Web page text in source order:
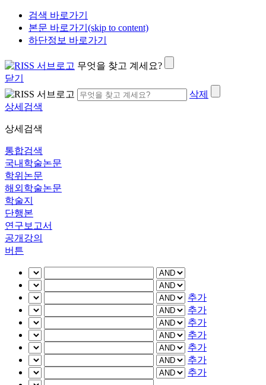
검색 바로가기
본문 바로가기(skip to content)
하단정보 바로가기
무엇을 찾고 계세요?
닫기
삭제
상세검색
상세검색
통합검색
국내학술논문
학위논문
해외학술논문
학술지
단행본
연구보고서
공개강의
버튼
추가
추가
추가
추가
추가
추가
추가